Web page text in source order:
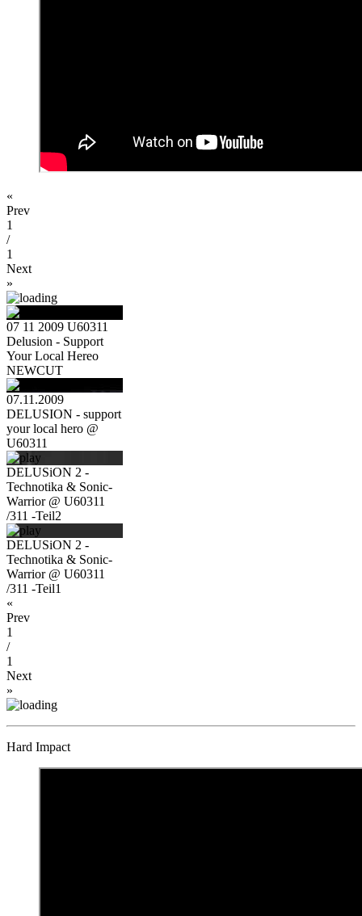
«
Prev
1
/
1
Next
»
07 11 2009 U60311
Delusion - Support
Your Local Hereo
NEWCUT
07.11.2009
DELUSION - support
your local hero @
U60311
DELUSiON 2 -
Technotika & Sonic-
Warrior @ U60311
/311 -Teil2
DELUSiON 2 -
Technotika & Sonic-
Warrior @ U60311
/311 -Teil1
«
Prev
1
/
1
Next
»
Hard Impact